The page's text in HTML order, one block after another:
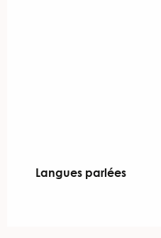
Langues parlées
Langues parlées